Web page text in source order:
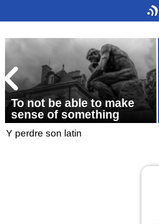
To not be able to make
sense of something
Y perdre son latin